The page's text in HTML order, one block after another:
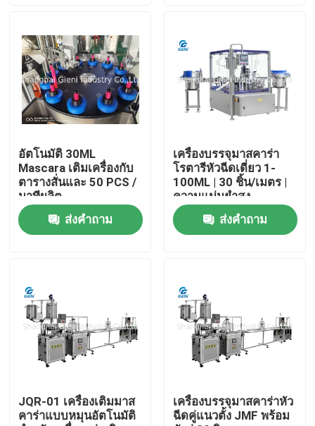
สินค้า
วิดีโอ
เกี่ยวกับเรา
ทัวร์โรงงาน
ติดต่อเรา
ข่าว
บล็อก
อัตโนมัติ 30ML
Mascara เติมเครื่องกับ
ตารางสั่นและ 50 PCS /
นาทีผลิต
ส่งคำถาม
เครื่องบรรจุมาสคาร่า
โรตารีหัวฉีดเดี่ยว 1-
100ML | 30 ชิ้น/เมตร |
ความแม่นยำสูง
ส่งคำถาม
JQR-01 เครื่องเติมมาส
คาร่าแบบหมุนอัตโนมัติ
เครื่องบรรจุมาสคาร่าหัว
ฉีดคู่แนวตั้ง JMF พร้อม